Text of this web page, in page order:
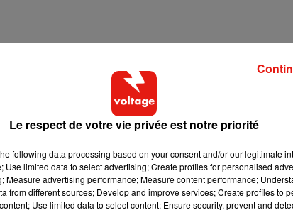
La
noire du jour se situe très largement au-
Le respect de votre vie privée est notre priorité
following data processing based on your consent and/or our legitimate
Use limited data to select advertising; Create profiles for personalised
Measure advertising performance; Measure content performance;
from different sources; Develop and improve services; Create profiles to
Use limited data to select content; Ensure security, prevent and